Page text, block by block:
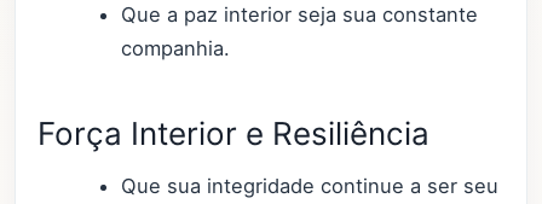
Que a paz interior seja sua constante
companhia.
Força Interior e Resiliência
Que sua integridade continue a ser seu